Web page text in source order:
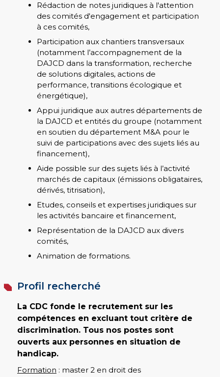
Rédaction de notes juridiques à l'attention
des comités d'engagement et participation
à ces comités,
Participation aux chantiers transversaux
(notamment l’accompagnement de la
DAJCD dans la transformation, recherche
de solutions digitales, actions de
performance, transitions écologique et
énergétique),
Appui juridique aux autres départements de
la DAJCD et entités du groupe (notamment
en soutien du département M&A pour le
suivi de participations avec des sujets liés au
financement),
Aide possible sur des sujets liés à l’activité
marchés de capitaux (émissions obligataires,
dérivés, titrisation),
Etudes, conseils et expertises juridiques sur
les activités bancaire et financement,
Représentation de la DAJCD aux divers
comités,
Animation de formations.
Profil recherché
La CDC fonde le recrutement sur les
compétences en excluant tout critère de
discrimination. Tous nos postes sont
ouverts aux personnes en situation de
handicap.
Formation : master 2 en droit des